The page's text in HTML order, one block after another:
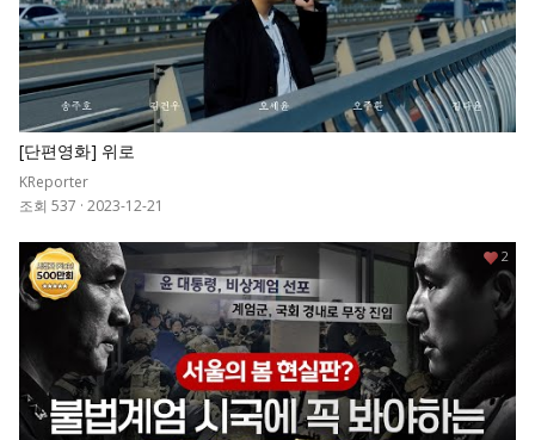
[단편영화] 위로
KReporter
조회 537 · 2023-12-21
2